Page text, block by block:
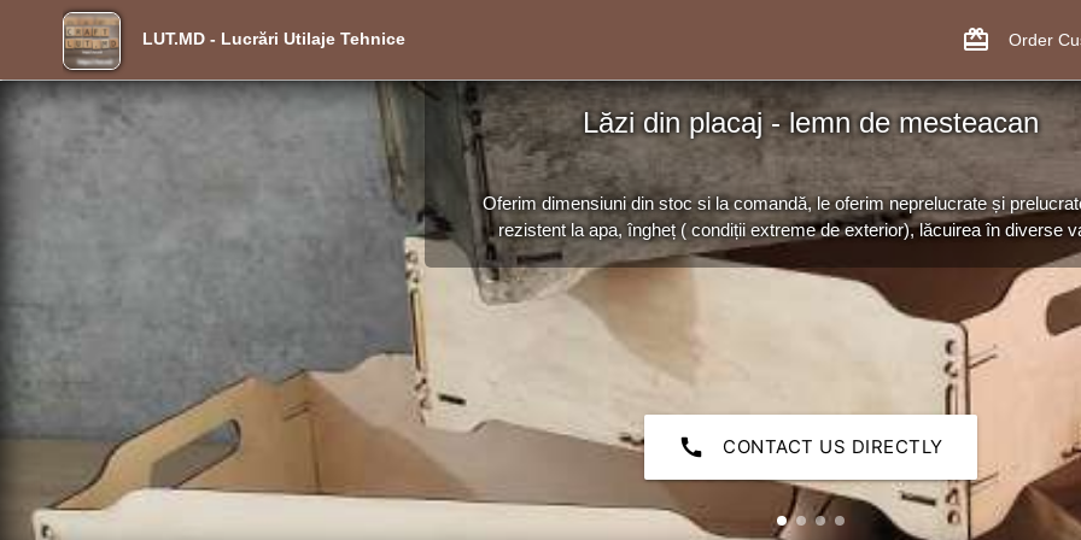
LUT.MD - Lucrări Utilaje Tehnice card_giftcard Order
call CONTACT US DIRECTLY
Lăzi din placaj - lemn de mesteacan
Oferim dimensiuni din stoc si la comandă, le oferim neprelucrate și
rezistent la apa, îngheț ( condiții extreme de exterior), lăcuirea în diverse